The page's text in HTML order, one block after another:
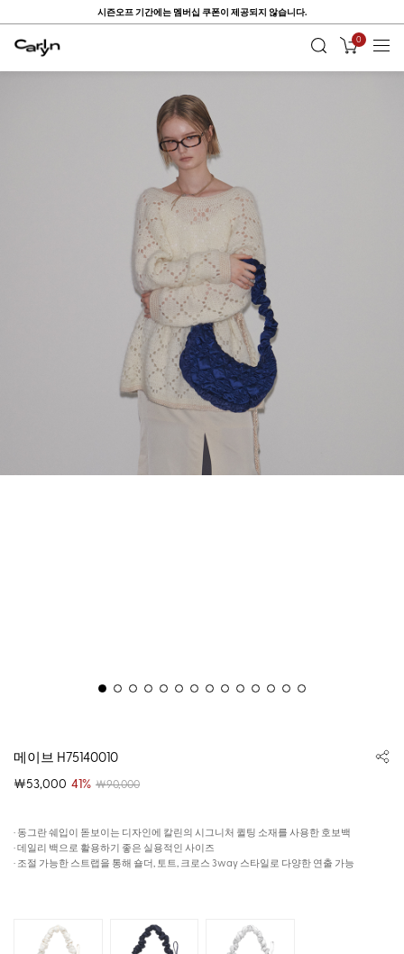
ONE DAY, ONE PICK ~ Up to 80%
0
메이브 H75140010
￦53,000 41% ￦90,000
· 동그란 쉐입이 돋보이는 디자인에 칼린의 시그니처 퀼팅 소재를 사용한 호보백
· 데일리 백으로 활용하기 좋은 실용적인 사이즈
· 조절 가능한 스트랩을 통해 숄더, 토트, 크로스 3way 스타일로 다양한 연출 가능